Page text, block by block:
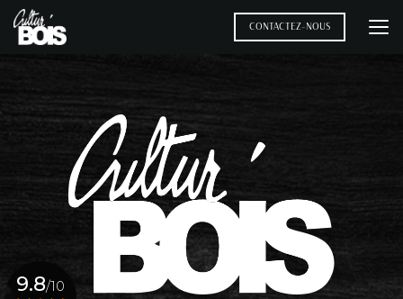
Aller
au
contenu
CONTACTEZ-NOUS
9.8/10